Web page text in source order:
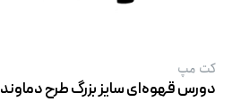
کت‌ مپ
دورس قهوه‌ای سایز بزرگ طرح دماوند